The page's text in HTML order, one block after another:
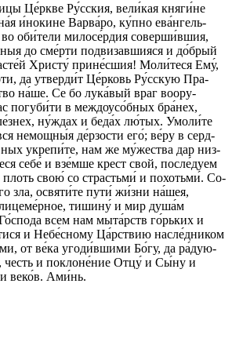
Це́ркве Ру́сския, вели́кая княги́не
и́но­кине Варва́ро, ку́пно ева́нгель­
оби́тели ми­ло­се́рдия со­вер­ши́вшия,
до сме́рти под­ви­зав­ши­я­ся и до́брый
Хри­сту́ прине́сшия! Моли́теся Ему́,
да утвер­ди́т Це́рковь Ру́сскую Пра­
на́ше. Се бо лука́вый враг во­ору­
по­гу­би́ти в меж­до­усо́бных бра́нех,
ну́ждах и беда́х лю́тых. Умоли́те
немощ­ны́я де́рзо­сти его́; ве́ру в серд­
укре­пи́те, нам же му́же­ства дар низ­
себе́ и взе́мше крест свой, после́дуем
свою́ со страстьми́ и по­хотьми́. Со­
зла, освя­ти́те пути́ жи́зни на́шея,
ти­ши­ну́ и мир душа́м
всем нам мыта́рств го́рьких и
и Небе́сному Ца́рствию насле́дни­ком
от ве́ка угоди́вшими Бо́гу, да ра́ду­ю­
честь и по­клоне́ние Отцу́ и Сы́ну и
веко́в. Ами́нь.